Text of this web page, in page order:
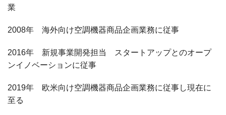
業
2008年 海外向け空調機器商品企画業務に従事
2016年 新規事業開発担当 スタートアップとのオープ
ンイノベーションに従事
2019年 欧米向け空調機器商品企画業務に従事し現在に
至る